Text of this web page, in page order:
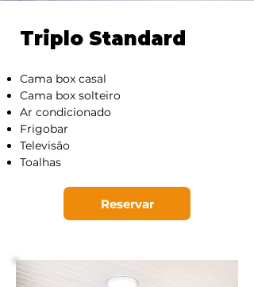
Triplo Standard
Cama box casal
Cama box solteiro
Ar condicionado
Frigobar
Televisão
Toalhas
Reservar